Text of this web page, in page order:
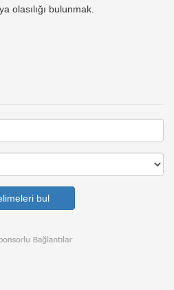
olasılığı bulunmak.